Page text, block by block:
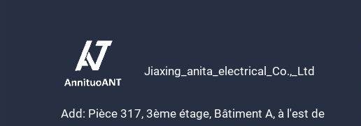
Jiaxing_anita_electrical_Co.,_Ltd
Add: Pièce 317, 3ème étage, Bâtiment A, à l'est de